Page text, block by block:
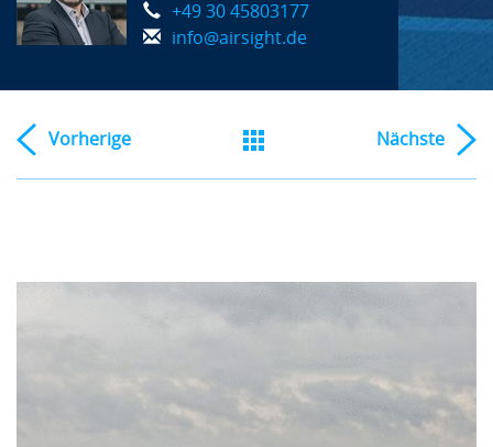
+49 30 45803177
info@airsight.de
Vorherige Nächste